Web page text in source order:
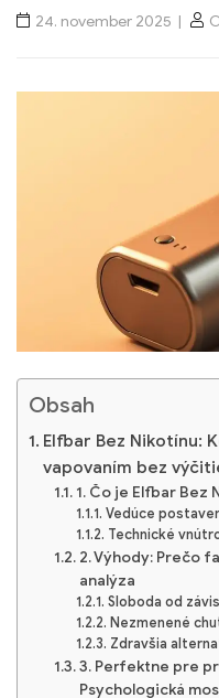
24. november 2025
Obsah
Elfbar Bez Nikotínu:
vapovaním bez
1. Čo je Elfbar Bez
Vedúce
Technické
2. Výhody: Prečo
analýza
Sloboda od
Nezmenené
Zdravšia
3. Perfektne pre
Psychologická